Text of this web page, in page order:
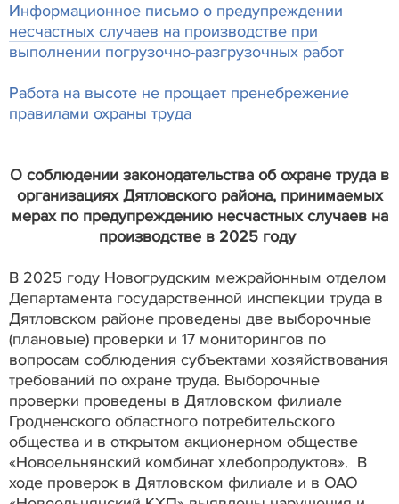
Информационное письмо о предупреждении
несчастных случаев на производстве при
выполнении погрузочно-разгрузочных работ
Работа на высоте не прощает пренебрежение
правилами охраны труда
О соблюдении законодательства об охране труда в
организациях Дятловского района, принимаемых
мерах по предупреждению несчастных случаев на
производстве в 2025 году
В 2025 году Новогрудским межрайонным отделом
Департамента государственной инспекции труда в
Дятловском районе проведены две выборочные
(плановые) проверки и 17 мониторингов по
вопросам соблюдения субъектами хозяйствования
требований по охране труда. Выборочные
проверки проведены в Дятловском филиале
Гродненского областного потребительского
общества и в открытом акционерном обществе
«Новоельнянский комбинат хлебопродуктов». В
ходе проверок в Дятловском филиале и в ОАО